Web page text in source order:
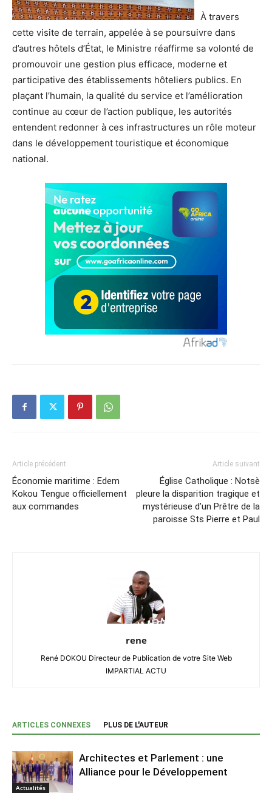
À travers
cette visite de terrain, appelée à se poursuivre dans
d’autres hôtels d’État, le Ministre réaffirme sa volonté de
promouvoir une gestion plus efficace, moderne et
participative des établissements hôteliers publics. En
plaçant l’humain, la qualité du service et l’amélioration
continue au cœur de l’action publique, les autorités
entendent redonner à ces infrastructures un rôle moteur
dans le développement touristique et économique
national.
Article précédent
Économie maritime : Edem
Kokou Tengue officiellement
aux commandes
Article suivant
Église Catholique : Notsè
pleure la disparition tragique et
mystérieuse d’un Prêtre de la
paroisse Sts Pierre et Paul
rene
René DOKOU Directeur de Publication de votre Site Web
IMPARTIAL ACTU
ARTICLES CONNEXES PLUS DE L'AUTEUR
Actualités
Architectes et Parlement : une
Alliance pour le Développement